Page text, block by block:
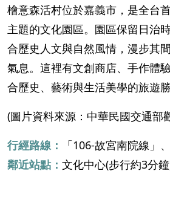
檜意森活村位於嘉義市，是全台
主題的文化園區。園區保留日治
合歷史人文與自然風情，漫步其
氣息。這裡有文創商店、手作體
合歷史、藝術與生活美學的旅遊勝
(圖片資料來源：中華民國交通部
行經路線：
「106-故宮南院線」
鄰近站點： 文化中心(步行約3分